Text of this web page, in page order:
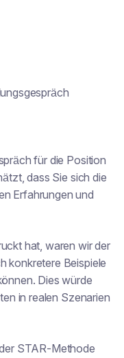
für die Position
dass Sie sich die
Erfahrungen und
hat, waren wir der
konkretere Beispiele
Dies würde
in realen Szenarien
STAR-Methode